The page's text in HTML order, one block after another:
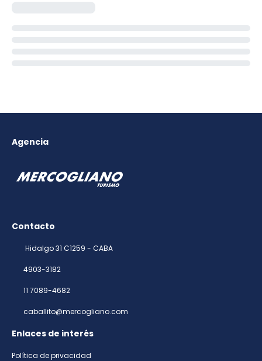
Agencia
Contacto
Hidalgo 31 C1259 - CABA
4903-3182
11 7089-4682
caballito@mercogliano.com
Enlaces de interés
Política de privacidad